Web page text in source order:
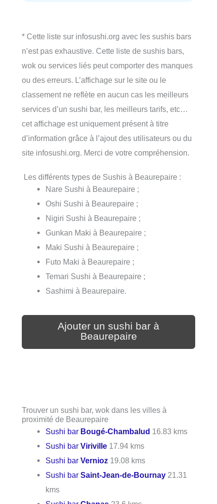
* Cette liste sur infosushi.org avec les sushis bars
n’est pas exhaustive. Cette liste de sushis bars,
wok ou services liés peut comporter des manques
ou des erreurs. L’affichage sur le site ou le
classement ne reflète en aucun cas les meilleurs
services d’un sushi bar, les meilleurs tarifs, etc…
cet affichage est uniquement présent à titre
d’information grâce à l’ajout des utilisateurs ou du
site infosushi.org. Merci de votre compréhension.
Les différents types de Sushis à Beaurepaire :
Nare Sushi à Beaurepaire ;
Oshi Sushi à Beaurepaire ;
Nigiri Sushi à Beaurepaire ;
Gunkan Maki à Beaurepaire ;
Maki Sushi à Beaurepaire ;
Futo Maki à Beaurepaire ;
Temari Sushi à Beaurepaire ;
Sashimi à Beaurepaire.
Ajouter un sushi bar à
Beaurepaire
Trouver un sushi bar, wok dans les villes à
proximité de Beaurepaire
Sushi bar Bougé-Chambalud 16.83 kms
Sushi barViriville 17.94 kms
Sushi barVernioz 19.08 kms
Sushi barSaint-Jean-de-Bournay 21.31
kms